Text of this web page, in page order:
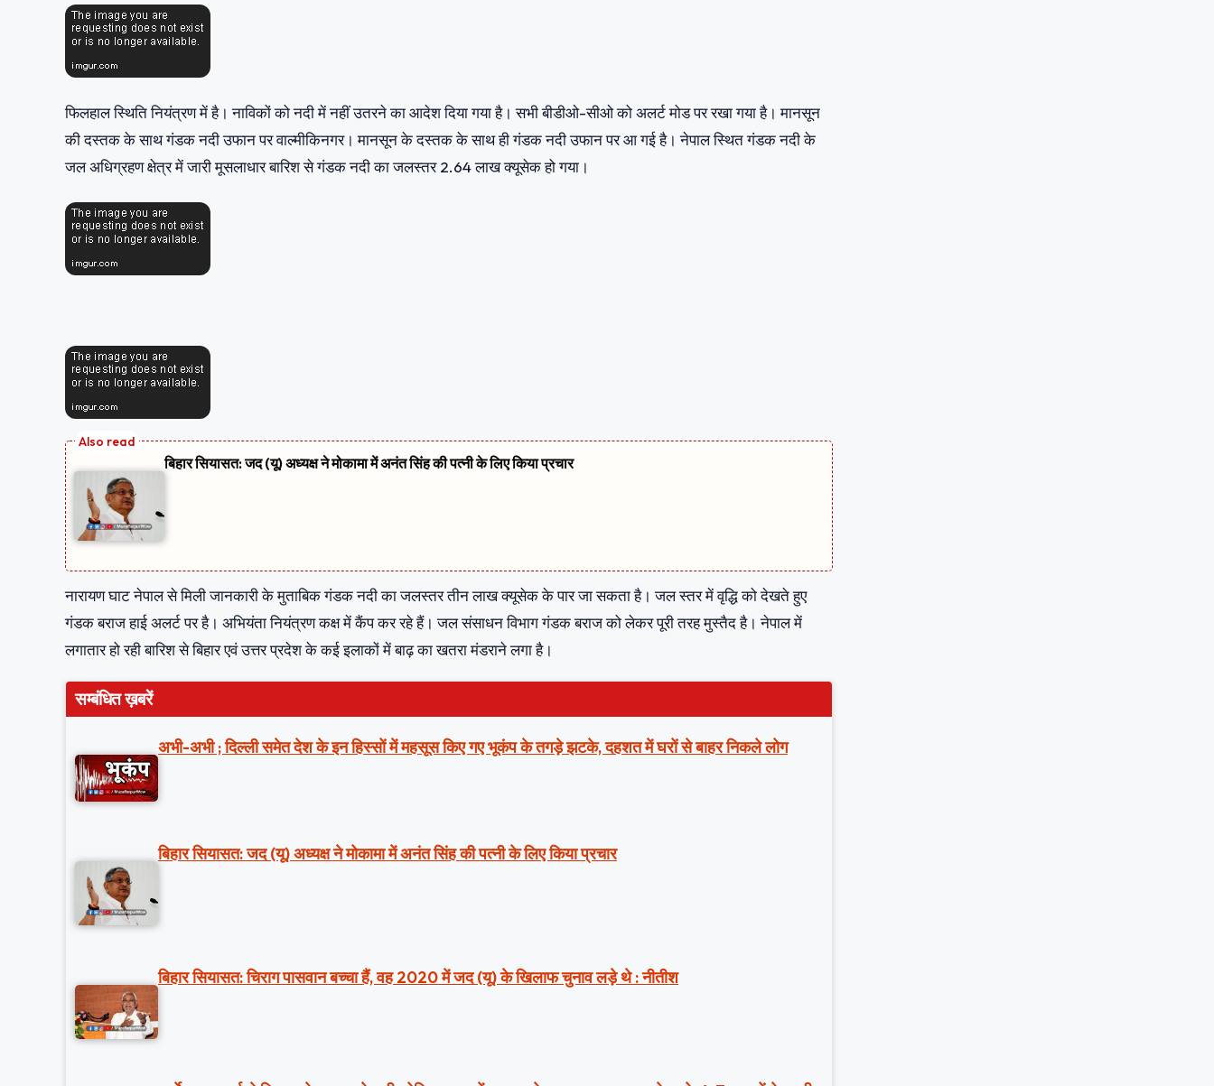
फिलहाल स्थिति नियंत्रण में है। नाविकों को नदी में नहीं उतरने का आदेश दिया गया है। सभी बीडीओ-सीओ को अलर्ट मोड पर रखा गया है। मानसून
की दस्तक के साथ गंडक नदी उफान पर वाल्मीकिनगर। मानसून के दस्तक के साथ ही गंडक नदी उफान पर आ गई है। नेपाल स्थित गंडक नदी के
जल अधिग्रहण क्षेत्र में जारी मूसलाधार बारिश से गंडक नदी का जलस्तर 2.64 लाख क्यूसेक हो गया।
बिहार सियासत: जद (यू) अध्यक्ष ने मोकामा में अनंत सिंह की पत्नी के लिए किया प्रचार
नारायण घाट नेपाल से मिली जानकारी के मुताबिक गंडक नदी का जलस्तर तीन लाख क्यूसेक के पार जा सकता है। जल स्तर में वृद्धि को देखते हुए
गंडक बराज हाई अलर्ट पर है। अभियंता नियंत्रण कक्ष में कैंप कर रहे हैं। जल संसाधन विभाग गंडक बराज को लेकर पूरी तरह मुस्तैद है। नेपाल में
लगातार हो रही बारिश से बिहार एवं उत्तर प्रदेश के कई इलाकों में बाढ़ का खतरा मंडराने लगा है।
सम्बंधित ख़बरें
अभी-अभी ; दिल्ली समेत देश के इन हिस्सों में महसूस किए गए भूकंप के तगड़े झटके, दहशत में घरों से बाहर निकले लोग
बिहार सियासत: जद (यू) अध्यक्ष ने मोकामा में अनंत सिंह की पत्नी के लिए किया प्रचार
बिहार सियासत: चिराग पासवान बच्चा हैं, वह 2020 में जद (यू) के खिलाफ चुनाव लड़े थे : नीतीश